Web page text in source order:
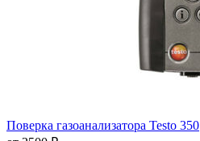
Поверка газоанализатора Testo 350